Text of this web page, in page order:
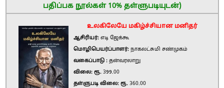
பதிப்பக நூல்கள் 10% தள்ளுபடியுடன்)
உலகிலேயே மகிழ்ச்சியான மனிதர்
ஆசிரியர்: எடி ஜேக்கூ
மொழிபெயர்ப்பாளர்: நாகலட்சுமி சண்முகம்
வகைப்பாடு : தன்வரலாறு
விலை: ரூ. 399.00
தள்ளுபடி விலை: ரூ. 360.00